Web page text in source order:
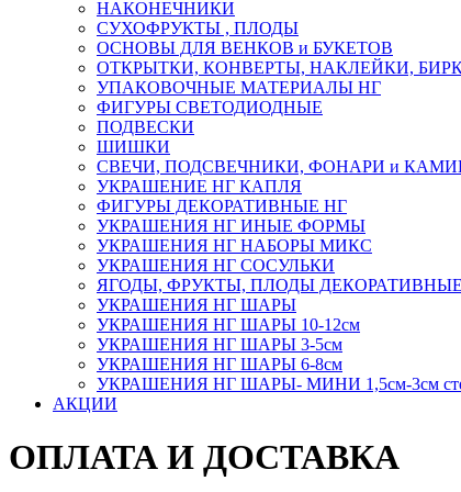
НАКОНЕЧНИКИ
СУХОФРУКТЫ , ПЛОДЫ
ОСНОВЫ ДЛЯ ВЕНКОВ и БУКЕТОВ
ОТКРЫТКИ, КОНВЕРТЫ, НАКЛЕЙКИ,
УПАКОВОЧНЫЕ МАТЕРИАЛЫ НГ
ФИГУРЫ СВЕТОДИОДНЫЕ
ПОДВЕСКИ
ШИШКИ
СВЕЧИ, ПОДСВЕЧНИКИ, ФОНАРИ и
УКРАШЕНИЕ НГ КАПЛЯ
ФИГУРЫ ДЕКОРАТИВНЫЕ НГ
УКРАШЕНИЯ НГ ИНЫЕ ФОРМЫ
УКРАШЕНИЯ НГ НАБОРЫ МИКС
УКРАШЕНИЯ НГ СОСУЛЬКИ
ЯГОДЫ, ФРУКТЫ, ПЛОДЫ ДЕКОРАТИВНЫЕ
УКРАШЕНИЯ НГ ШАРЫ
УКРАШЕНИЯ НГ ШАРЫ 10-12см
УКРАШЕНИЯ НГ ШАРЫ 3-5см
УКРАШЕНИЯ НГ ШАРЫ 6-8см
УКРАШЕНИЯ НГ ШАРЫ- МИНИ 1,5см-3см
АКЦИИ
ОПЛАТА И ДОСТАВКА